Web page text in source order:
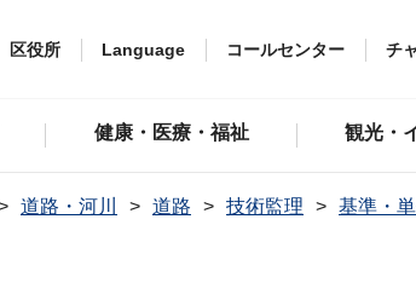
区役所 Language コールセンター チ
健康・医療・福祉 観光・
道路・河川 道路 技術監理 基準・